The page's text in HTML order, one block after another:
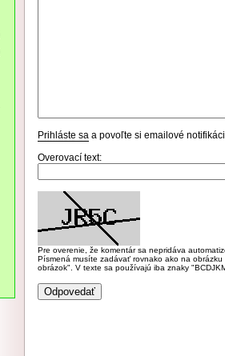
Prihláste sa a povoľte si emailové
Overovací text:
Pre overenie, že komentár sa nepridáva
Písmená musíte zadávať rovnako ako na
obrázok". V texte sa používajú iba znaky